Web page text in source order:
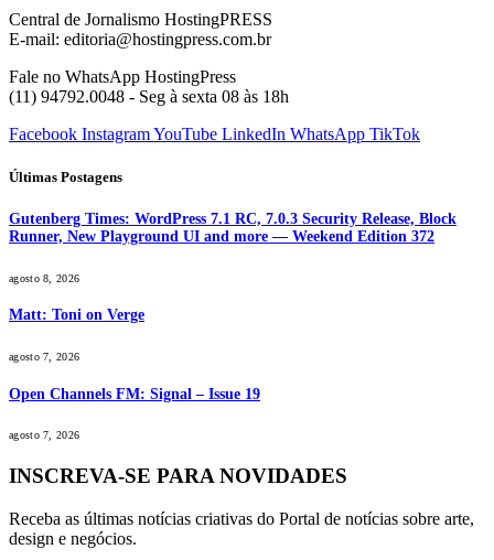
Central de Jornalismo HostingPRESS
E-mail: editoria@hostingpress.com.br
Fale no WhatsApp HostingPress
(11) 94792.0048 - Seg à sexta 08 às 18h
Facebook InstagramYouTube LinkedIn WhatsApp TikTok
Últimas Postagens
Gutenberg Times: WordPress 7.1 RC, 7.0.3 Security Release, Block
Runner, New Playground UI and more — Weekend Edition 372
agosto 8, 2026
Matt: Toni on Verge
agosto 7, 2026
Open Channels FM: Signal – Issue 19
agosto 7, 2026
INSCREVA-SE PARA NOVIDADES
Receba as últimas notícias criativas do Portal de notícias sobre arte,
design e negócios.